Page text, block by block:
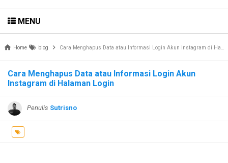
MENU
Home blog Cara Menghapus Data atau Informasi Login Akun Instagram di Halaman Login
Cara Menghapus Data atau Informasi Login Akun
Instagram di Halaman Login
Penulis Sutrisno